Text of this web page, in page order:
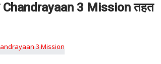
पे Chandrayaan 3 Mission तहत